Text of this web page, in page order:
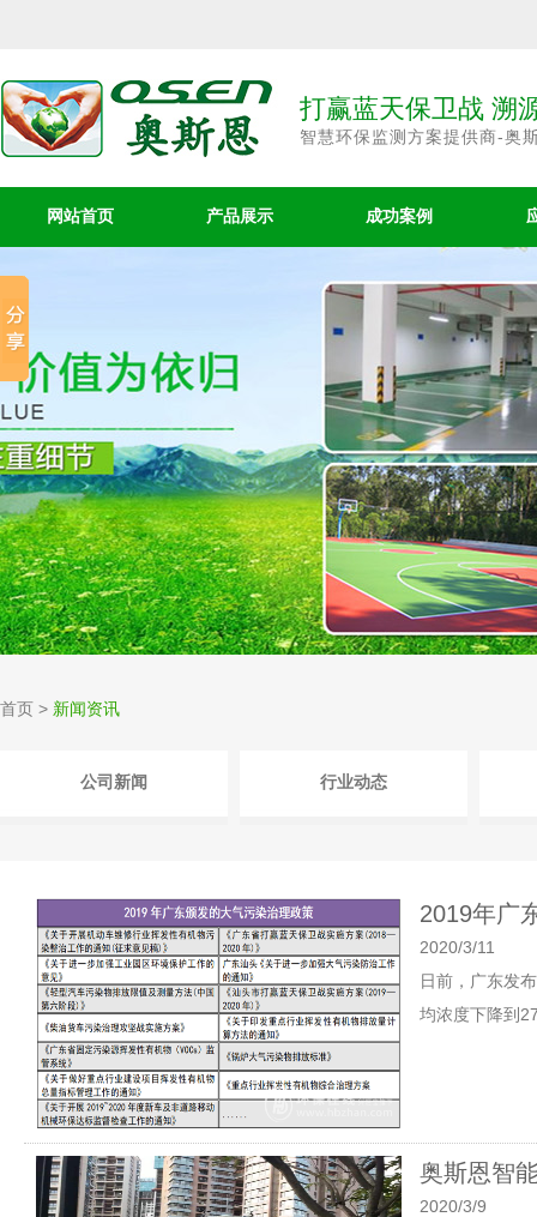
打赢蓝天保卫战 溯
智慧环保监测方案提供商-奥
网站首页 产品展示 成功案例
首页 > 新闻资讯
公司新闻 行业动态
2019年广
2020/3/11
日前，广东发
均浓度下降到
奥斯恩智
2020/3/9